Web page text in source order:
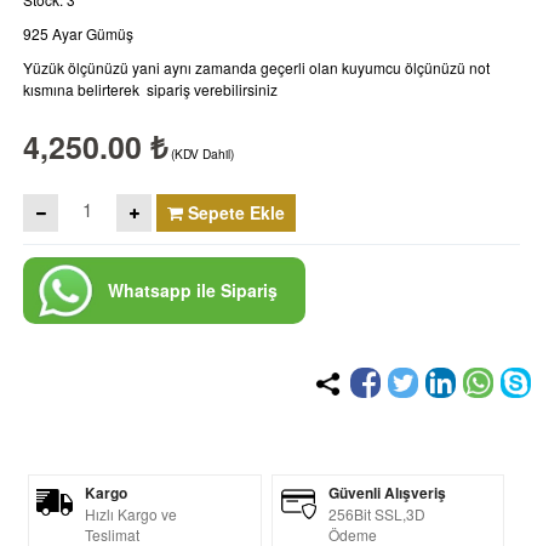
925 Ayar Gümüş
Yüzük ölçünüzü yani aynı zamanda geçerli olan kuyumcu ölçünüzü not
kısmına belirterek sipariş verebilirsiniz
4,250.00 ₺ (KDV Dahil)
Sepete Ekle
Whatsapp ile Sipariş
Kargo
Hızlı Kargo ve
Teslimat
Güvenli Alışveriş
256Bit SSL,3D
Ödeme